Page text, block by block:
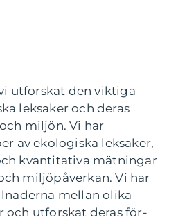
utforskat den viktiga
leksaker och deras
miljön. Vi har
av ekologiska leksaker,
kvantitativa mätningar
miljöpåverkan. Vi har
mellan olika
och utforskat deras för-